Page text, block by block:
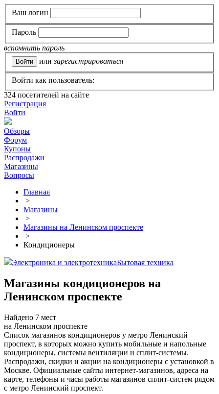
Ваш логин
Пароль
вспомнить пароль
или зарегистрироваться
Войти как пользователь:
324 посетителей на сайте
Регистрация
Войти
Обзоры
Форум
Купоны
Распродажи
Магазины
Вопросы
Главная
>
Магазины
>
Магазины на Ленинском проспекте
>
Кондиционеры
Электроника и электротехникаБытовая техника
Магазины кондиционеров на
Ленинском проспекте
Найдено 7 мест
на Ленинском проспекте
Список магазинов кондиционеров у метро Ленинский
проспект, в которых можно купить мобильные и напольные
кондиционеры, системы вентиляции и сплит-системы.
Распродажи, скидки и акции на кондиционеры с установкой в
Москве. Официальные сайты интернет-магазинов, адреса на
карте, телефоны и часы работы магазинов сплит-систем рядом
с метро Ленинский проспект.